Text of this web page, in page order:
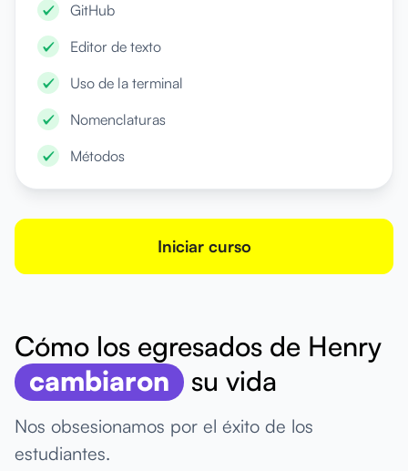
GitHub
Editor de texto
Uso de la terminal
Nomenclaturas
Métodos
Iniciar curso
Cómo los egresados de Henry
cambiaron
su vida
Nos obsesionamos por el éxito de los
estudiantes.